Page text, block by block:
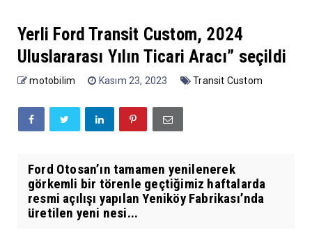
Yerli Ford Transit Custom, 2024
Uluslararası Yılın Ticari Aracı” seçildi
motobilim Kasım 23, 2023 Transit Custom
Ford Otosan’ın tamamen yenilenerek
görkemli bir törenle geçtiğimiz haftalarda
resmi açılışı yapılan Yeniköy Fabrikası’nda
üretilen yeni nesi...